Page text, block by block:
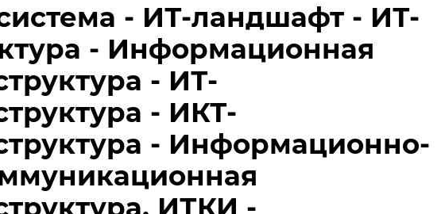
- ИТ-ландшафт - ИТ-
- Информационная
- ИТ-
- ИКТ-
- Информационно-